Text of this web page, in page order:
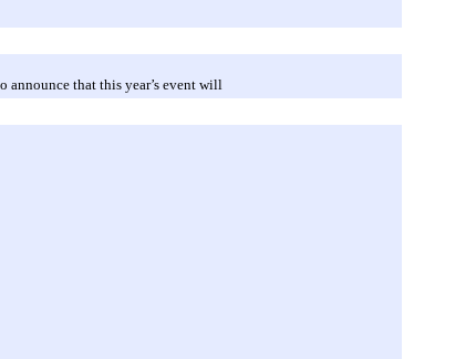
announce that this year’s event will